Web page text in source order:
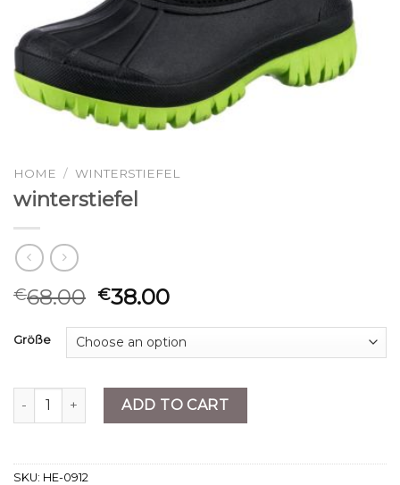
HOME / WINTERSTIEFEL
winterstiefel
€68.00 €38.00
Größe
winterstiefel quantityADD TO CART
SKU: HE-0912